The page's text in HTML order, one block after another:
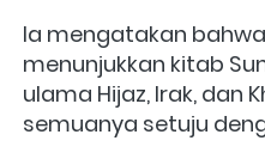
Ia mengatakan
menunjukkan kitab
ulama Hijaz, Irak, dan
semuanya setuju